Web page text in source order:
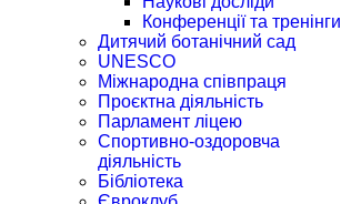
Конференції та тренінги
Дитячий ботанічний сад
UNESCO
Міжнародна співпраця
Проєктна діяльність
Парламент ліцею
Спортивно-оздоровча
діяльність
Бібліотека